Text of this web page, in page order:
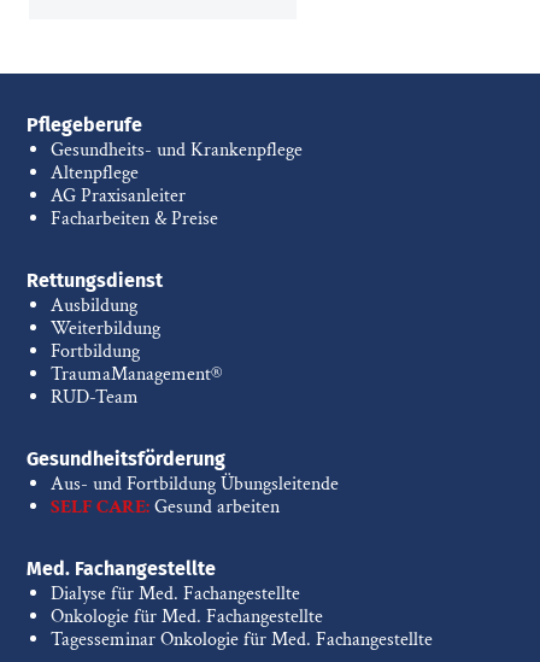
Pflegeberufe
Gesundheits- und Krankenpflege
Altenpflege
AG Praxisanleiter
Facharbeiten & Preise
Rettungsdienst
Ausbildung
Weiterbildung
Fortbildung
TraumaManagement®
RUD-Team
Gesundheitsförderung
Aus- und Fortbildung Übungsleitende
SELF CARE:Gesund arbeiten
Med. Fachangestellte
Dialyse für Med. Fachangestellte
Onkologie für Med. Fachangestellte
Tagesseminar Onkologie für Med. Fachangestellte